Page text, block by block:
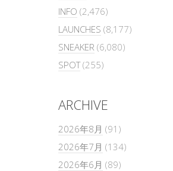
INFO (2,476)
LAUNCHES (8,177)
SNEAKER (6,080)
SPOT(255)
ARCHIVE
2026年8月 (91)
2026年7月 (134)
2026年6月 (89)